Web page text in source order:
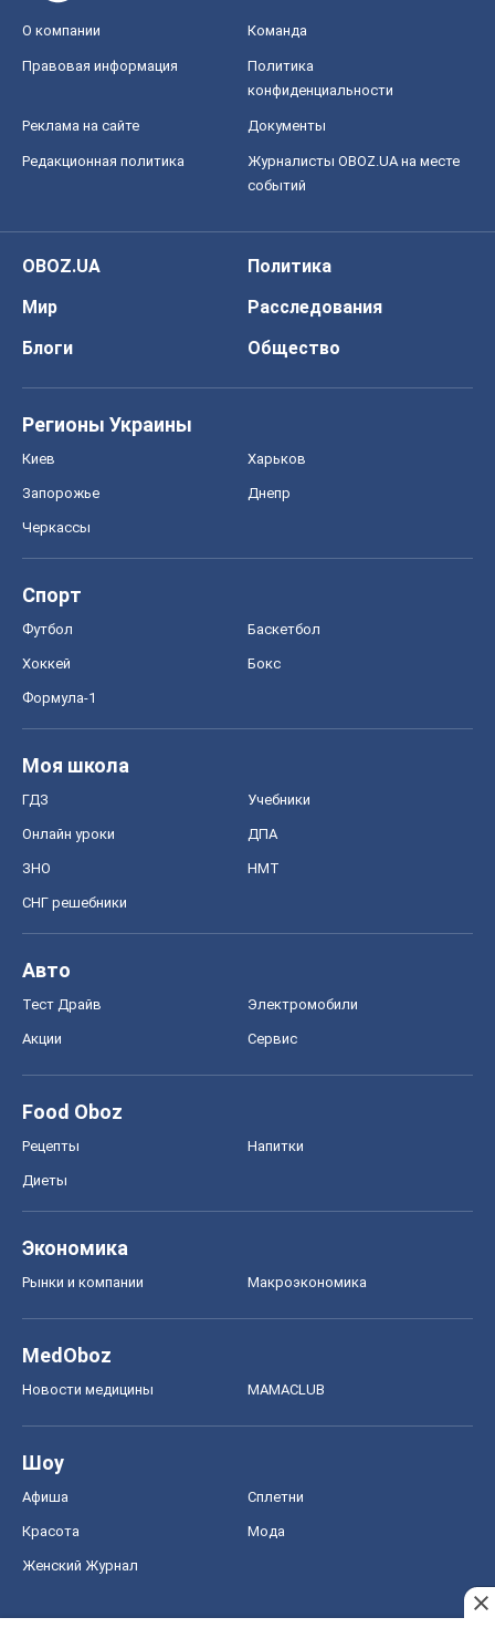
О компании Команда
Правовая информация
Политика
конфиденциальности
Реклама на сайте Документы
Редакционная политика
Журналисты OBOZ.UA на месте
событий
OBOZ.UA
Политика
Мир
Расследования
Блоги
Общество
Регионы Украины
Киев Харьков
Запорожье Днепр
Черкассы
Спорт
Футбол Баскетбол
Хоккей Бокс
Формула-1
Моя школа
ГДЗ Учебники
Онлайн уроки ДПА
ЗНО НМТ
СНГ решебники
Авто
Тест Драйв Электромобили
Акции Сервис
Food Oboz
Рецепты Напитки
Диеты
Экономика
Рынки и компании Mакроэкономика
MedOboz
Новости медицины MAMACLUB
Шоу
Афиша Сплетни
Красота Мода
Женский Журнал